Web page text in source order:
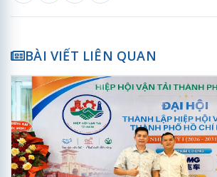
BÀI VIẾT LIÊN QUAN